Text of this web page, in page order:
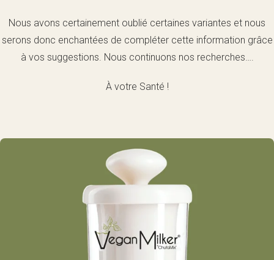
Nous avons certainement oublié certaines variantes et nous
serons donc enchantées de compléter cette information grâce
à vos suggestions. Nous continuons nos recherches….
À votre Santé !